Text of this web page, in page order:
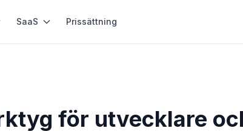
SaaS Prissättning
för utvecklare